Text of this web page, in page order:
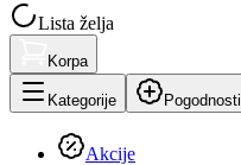
Lista želja
Korpa
Kategorije Pogodnosti
Akcije